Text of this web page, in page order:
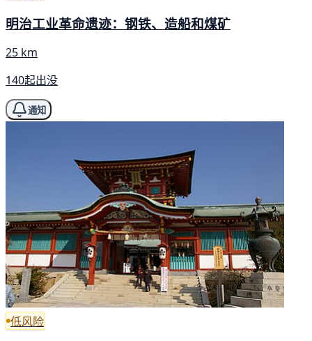
明治工业革命遗迹：钢铁、造船和煤矿
25 km
140起出没
通知
低风险